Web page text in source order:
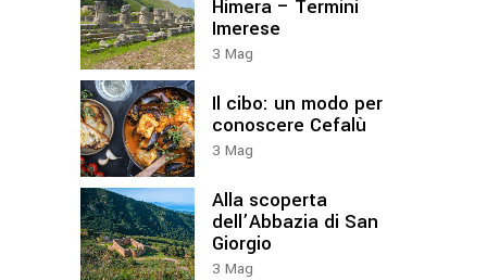
Himera – Termini
Imerese
3 Mag
Il cibo: un modo per
conoscere Cefalù
3 Mag
Alla scoperta
dell’Abbazia di San
Giorgio
3 Mag